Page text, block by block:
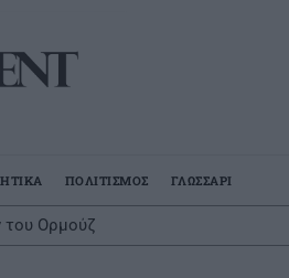
ΠΟΛΙΤΙΣΜΟΣ ΓΛΩΣΣΑΡΙ
του Ορμούζ